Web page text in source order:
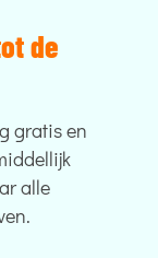
de
gratis en
alle